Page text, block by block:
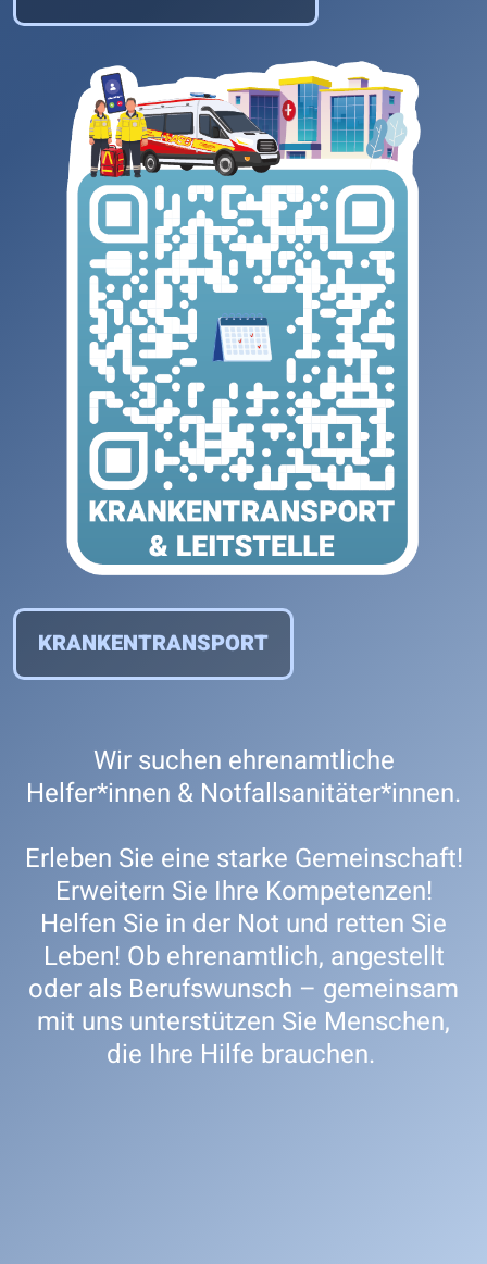
KRANKENTRANSPORT
Wir suchen ehrenamtliche
Helfer*innen & Notfallsanitäter*innen.
Erleben Sie eine starke Gemeinschaft!
Erweitern Sie Ihre Kompetenzen!
Helfen Sie in der Not und retten Sie
Leben! Ob ehrenamtlich, angestellt
oder als Berufswunsch – gemeinsam
mit uns unterstützen Sie Menschen,
die Ihre Hilfe brauchen.